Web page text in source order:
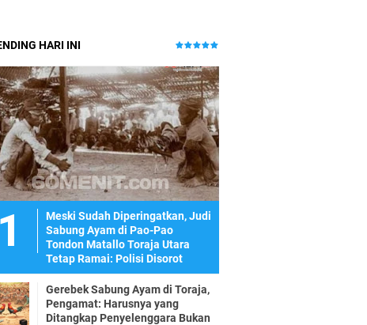
HARI INI
Meski Sudah Diperingatkan, Judi
Sabung Ayam di Pao-Pao
Tondon Matallo Toraja Utara
Tetap Ramai: Polisi Disorot
Gerebek Sabung Ayam di Toraja,
Pengamat: Harusnya yang
Ditangkap Penyelenggara Bukan